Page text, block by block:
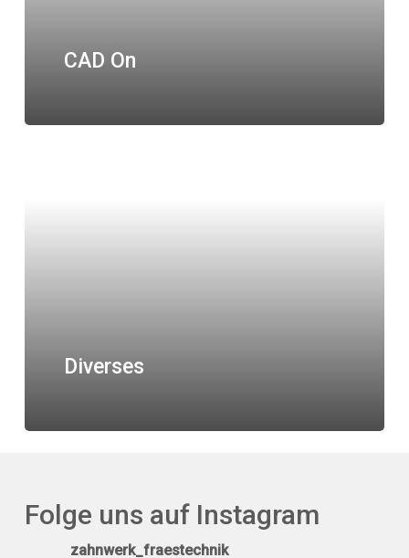
CAD On
Diverses
Folge uns auf Instagram
zahnwerk_fraestechnik